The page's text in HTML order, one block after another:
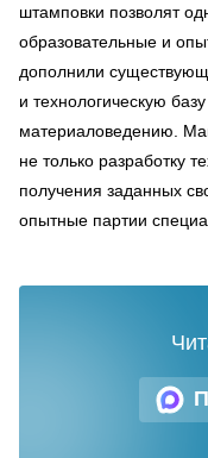
штамповки позволят
образовательные и
дополнили
и технологическую
материаловедению.
не только разработку
получения заданных
опытные партии